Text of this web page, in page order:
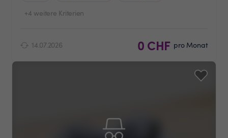
+4 weitere Kriterien
14.07.2026 0 CHF pro Monat